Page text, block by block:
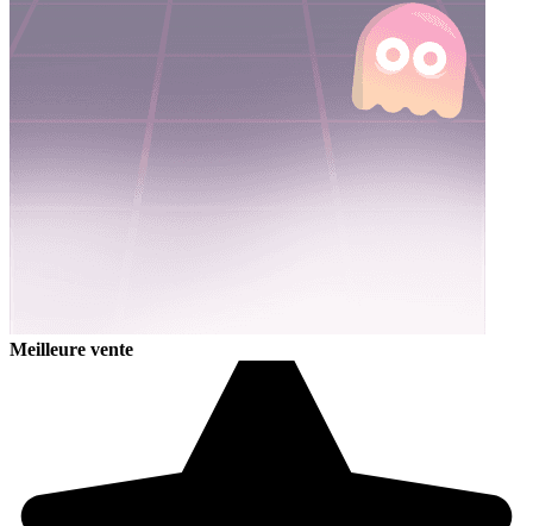
Meilleure vente